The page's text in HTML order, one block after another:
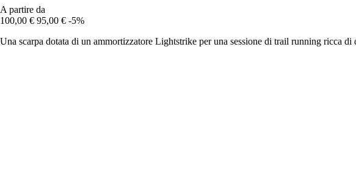
A partire da
100,00 € 95,00 € -5%
Una scarpa dotata di un ammortizzatore Lightstrike per una sessione di trail running ricca di